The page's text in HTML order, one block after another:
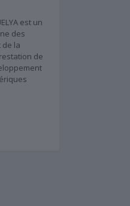
est un
des
de la
de